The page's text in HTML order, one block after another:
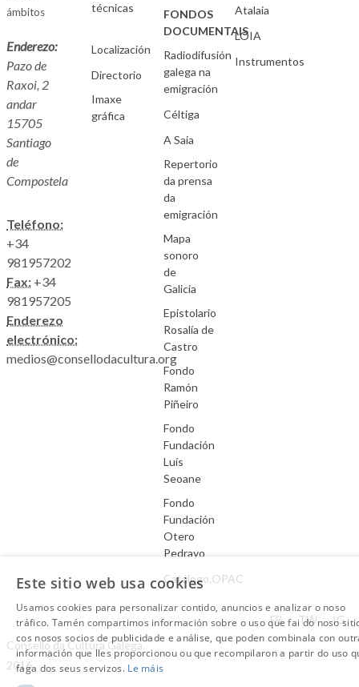
ámbitos
Enderezo:
Pazo de
Raxoi, 2
andar
15705
Santiago
de
Compostela
Teléfono:
+34
981957202
Fax: +34
981957205
Enderezo
electrónico:
medios@consellodacultura.org
técnicas
Localización
Directorio
Imaxe
gráfica
FONDOS
DOCUMENTAIS
Radiodifusión
galega na
emigración
Céltiga
A Saia
Repertorio
da prensa
da
emigración
Mapa
sonoro
de
Galicia
Epistolario
Rosalía de
Castro
Fondo
Ramón
Piñeiro
Fondo
Fundación
Luís
Seoane
Fondo
Fundación
Otero
Pedrayo
Catálogo.OPAC
Atalaia
LOIA
Instrumentos
Aviso Legal
Consello da Cultura Galega.
2016
FB TW IG
Este sitio web usa cookies
Usamos cookies para personalizar contido, anuncios e analizar o noso
tráfico. Tamén compartimos información sobre o uso que fai do noso
cos nosos socios de publicidade e análise, que poden combinala con
información que lles proporcionou ou que recompilaron a partir do uso
faga dos seus servizos. Le máis